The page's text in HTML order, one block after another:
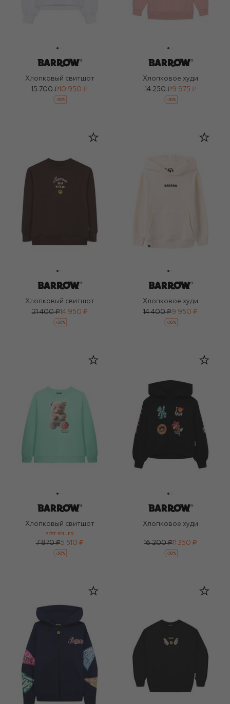
Хлопковый свитшот
15 700 ₽ 10 950 ₽
-30%
Хлопковое худи
14 250 ₽9 975 ₽
-30%
Хлопковый свитшот
21 400 ₽14 950 ₽
-30%
Хлопковое худи
14 400 ₽9 950 ₽
-30%
Хлопковый свитшот
BEST-SELLER
7 870 ₽5 510 ₽
-30%
Хлопковое худи
16 200 ₽ 11 350 ₽
-30%